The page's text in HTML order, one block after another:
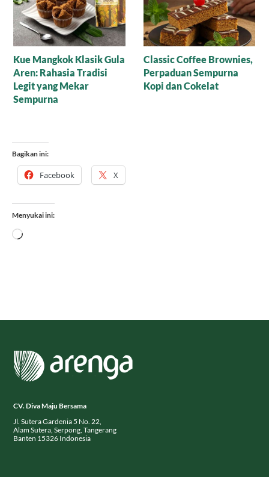
Resep Nagasari Tape,
Peluang Bisnis
Menggiurkan!
Mana yang Lebih Bagus
untuk Baking: Gula Aren
Cair Organik atau Versi
Bagikan ini:
Facebook X
Menyukai ini:
Memuat...
CV. Diva Maju Bersama
Jl. Sutera Gardenia 5 No. 22,
Alam Sutera, Serpong, Tangerang
Banten 15326 Indonesia